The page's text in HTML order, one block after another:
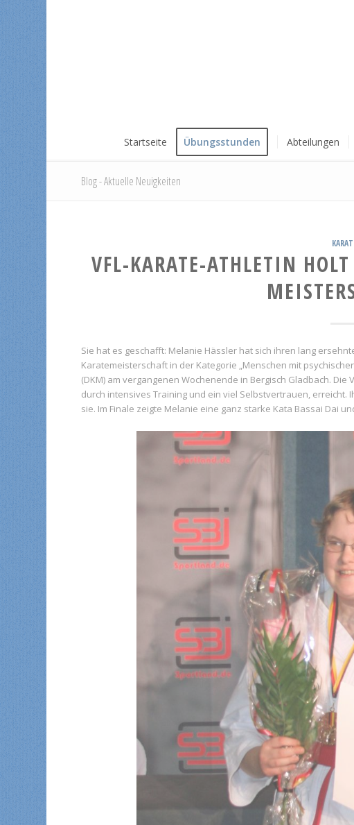
Startseite Übungsstunden Abteilungen
Blog - Aktuelle Neuigkeiten
VFL-KARATE-ATHLETIN
Sie hat es geschafft: Melanie Hässler hat sich ihren lang
Karatemeisterschaft in der Kategorie „Menschen mit
(DKM) am vergangenen Wochenende in Bergisch Gladbach.
durch intensives Training und ein viel Selbstvertrauen, erreicht.
sie. Im Finale zeigte Melanie eine ganz starke Kata Bassai Dai